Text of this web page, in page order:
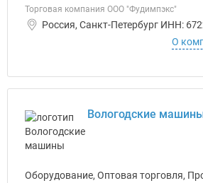
Торговая компания ООО "Фудимпэкс"
Россия, Санкт-Петербург ИНН:
О
Вологодские
Оборудование, Оптовая торговля,